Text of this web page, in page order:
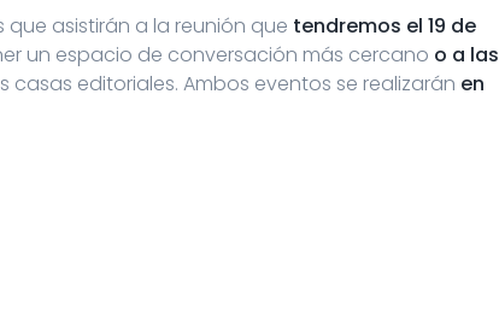
asistirán a la reunión que tendremos el 19 de
un espacio de conversación más cercano o a las
editoriales. Ambos eventos se realizarán en